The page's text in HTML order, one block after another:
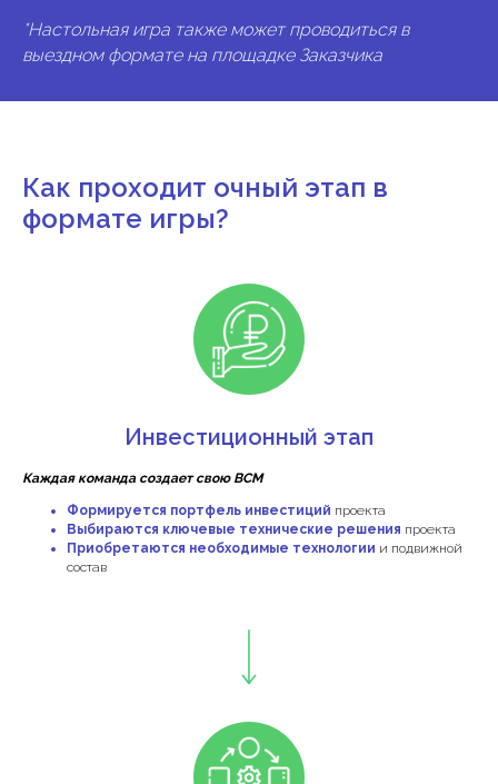
*Настольная игра также может проводиться в
выездном формате на площадке Заказчика
Как проходит очный этап в
формате игры?
Инвестиционный этап
Каждая команда создает свою ВСМ
Формируется портфель инвестиций проекта
Выбираются ключевые технические решения проекта
Приобретаются необходимые технологии и подвижной
состав